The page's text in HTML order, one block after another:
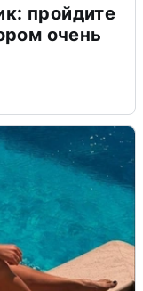
пройдите
очень